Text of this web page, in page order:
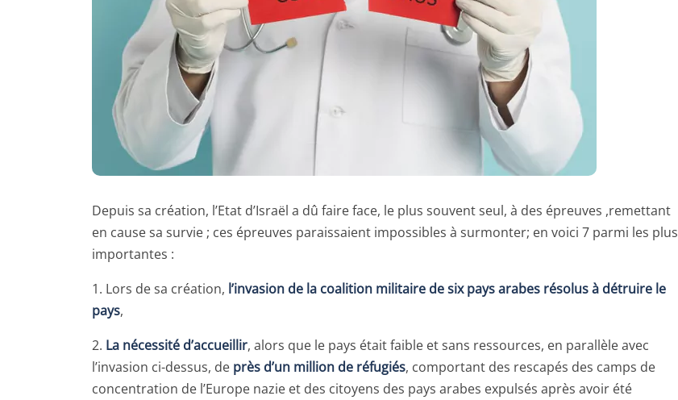
Depuis sa création, l’Etat d’Israël a dû faire face, le plus souvent seul, à des épreuves ,remettant
en cause sa survie ; ces épreuves paraissaient impossibles à surmonter; en voici 7 parmi les plus
importantes :
1. Lors de sa création, l’invasion de la coalition militaire de six pays arabes résolus à détruire le
pays,
2. La nécessité d’accueillir, alors que le pays était faible et sans ressources, en parallèle avec
l’invasion ci-dessus, de près d’un million de réfugiés, comportant des rescapés des camps de
concentration de l’Europe nazie et des citoyens des pays arabes expulsés après avoir été